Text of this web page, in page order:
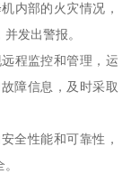
内部的火灾情况，
发出警报。
程监控和管理，运
障信息，及时采取
全性能和可靠性，